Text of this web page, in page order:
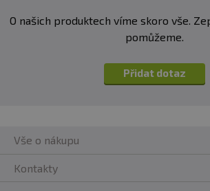
O našich produktech víme skoro vše.
pomůžeme.
Přidat dotaz
Vše o nákupu
Kontakty